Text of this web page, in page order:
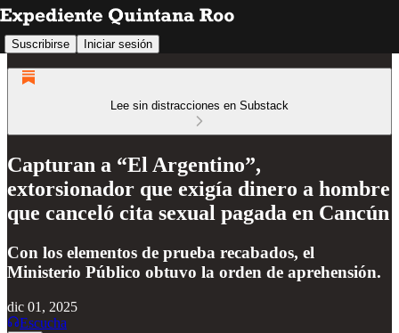
Suscribirse Iniciar sesión
Lee sin distracciones en Substack
Capturan a “El Argentino”,
extorsionador que exigía dinero a hombre
que canceló cita sexual pagada en Cancún
Con los elementos de prueba recabados, el
Ministerio Público obtuvo la orden de aprehensión.
dic 01, 2025
Escucha